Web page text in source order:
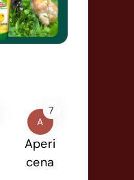
A
7
Aperi
cena